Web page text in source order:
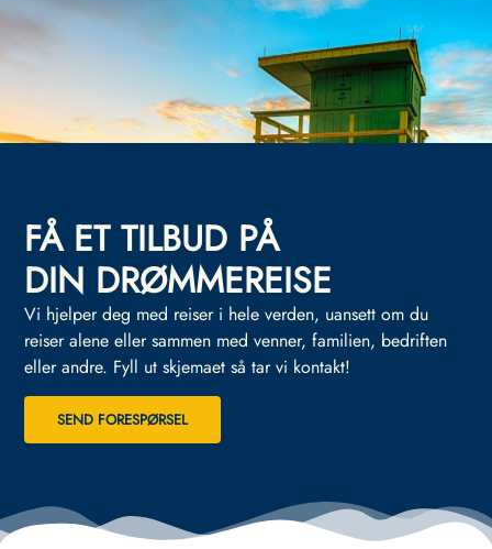
FÅ ET TILBUD PÅ
DIN DRØMMEREISE
Vi hjelper deg med reiser i hele verden, uansett om du
reiser alene eller sammen med venner, familien, bedriften
eller andre. Fyll ut skjemaet så tar vi kontakt!
SEND FORESPØRSEL